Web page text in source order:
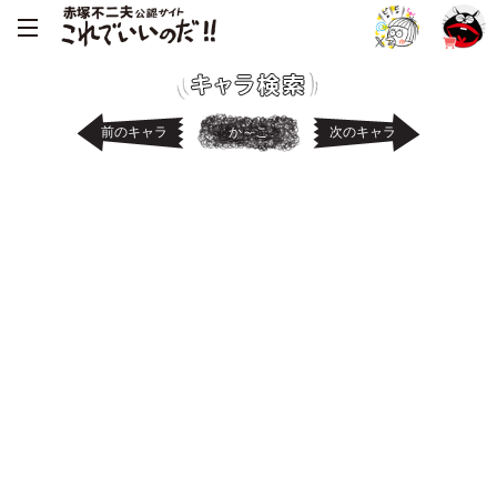
前のキャラ か～こ 次のキャラ